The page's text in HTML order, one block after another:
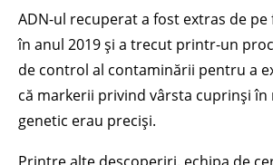
ADN-ul recuperat a fost extras de
în anul 2019 și a trecut printr-un
de control al contaminării pentru a
că markerii privind vârsta cuprinși în
genetic erau preciși.